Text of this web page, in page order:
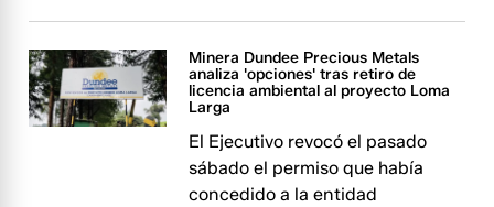
Minera Dundee Precious Metals
analiza 'opciones' tras retiro de
licencia ambiental al proyecto Loma
Larga
El Ejecutivo revocó el pasado
sábado el permiso que había
concedido a la entidad